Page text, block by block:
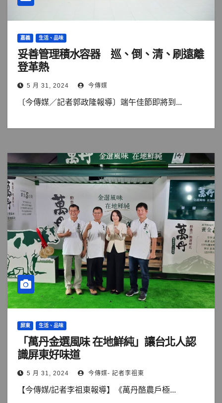
嘉義 生活、品味
妥善管理積水容器 巡、倒、清、刷遠離
登革熱
5 月 31, 2024 今傳媒
〔今傳媒／記者郭政隆報導〕端午佳節即將到...
屏東 生活、品味
「萬丹金選風味 在地鮮純」讓台北人認
識屏東好味道
5 月 31, 2024 今傳媒- 記者李祖東
【今傳媒/記者李祖東報導】《萬丹酪農戶極...